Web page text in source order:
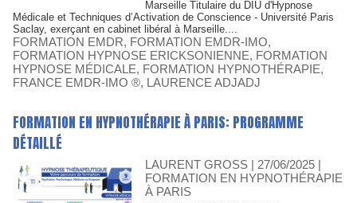
Marseille Titulaire du DIU d'Hypnose
Médicale et Techniques d’Activation de Conscience - Université Paris
Saclay, exerçant en cabinet libéral à Marseille....
FORMATION EMDR, FORMATION EMDR-IMO,
FORMATION HYPNOSE ERICKSONIENNE, FORMATION
HYPNOSE MÉDICALE, FORMATION HYPNOTHÉRAPIE,
FRANCE EMDR-IMO ®, LAURENCE ADJADJ
FORMATION EN HYPNOTHÉRAPIE À PARIS: PROGRAMME
DÉTAILLÉ
LAURENT GROSS | 27/06/2025 |
FORMATION EN HYPNOTHÉRAPIE
À PARIS